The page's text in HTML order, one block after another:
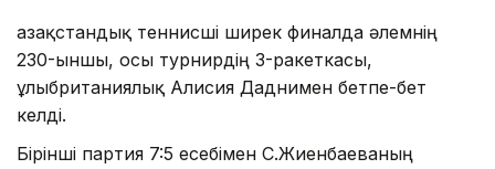
Қазақстандық теннисші ширек финалда әлемнің
230-ыншы, осы турнирдің 3-ракеткасы,
ұлыбританиялық Алисия Даднимен бетпе-бет
келді.
Бірінші партия 7:5 есебімен С.Жиенбаеваның